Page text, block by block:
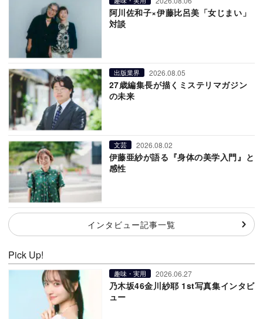
阿川佐和子×伊藤比呂美「女じまい」
対談
出版業界 2026.08.05
27歳編集長が描くミステリマガジン
の未来
文芸 2026.08.02
伊藤亜紗が語る『身体の美学入門』と
感性
インタビュー記事一覧
Pick Up!
趣味・実用 2026.06.27
乃木坂46金川紗耶 1st写真集インタビ
ュー